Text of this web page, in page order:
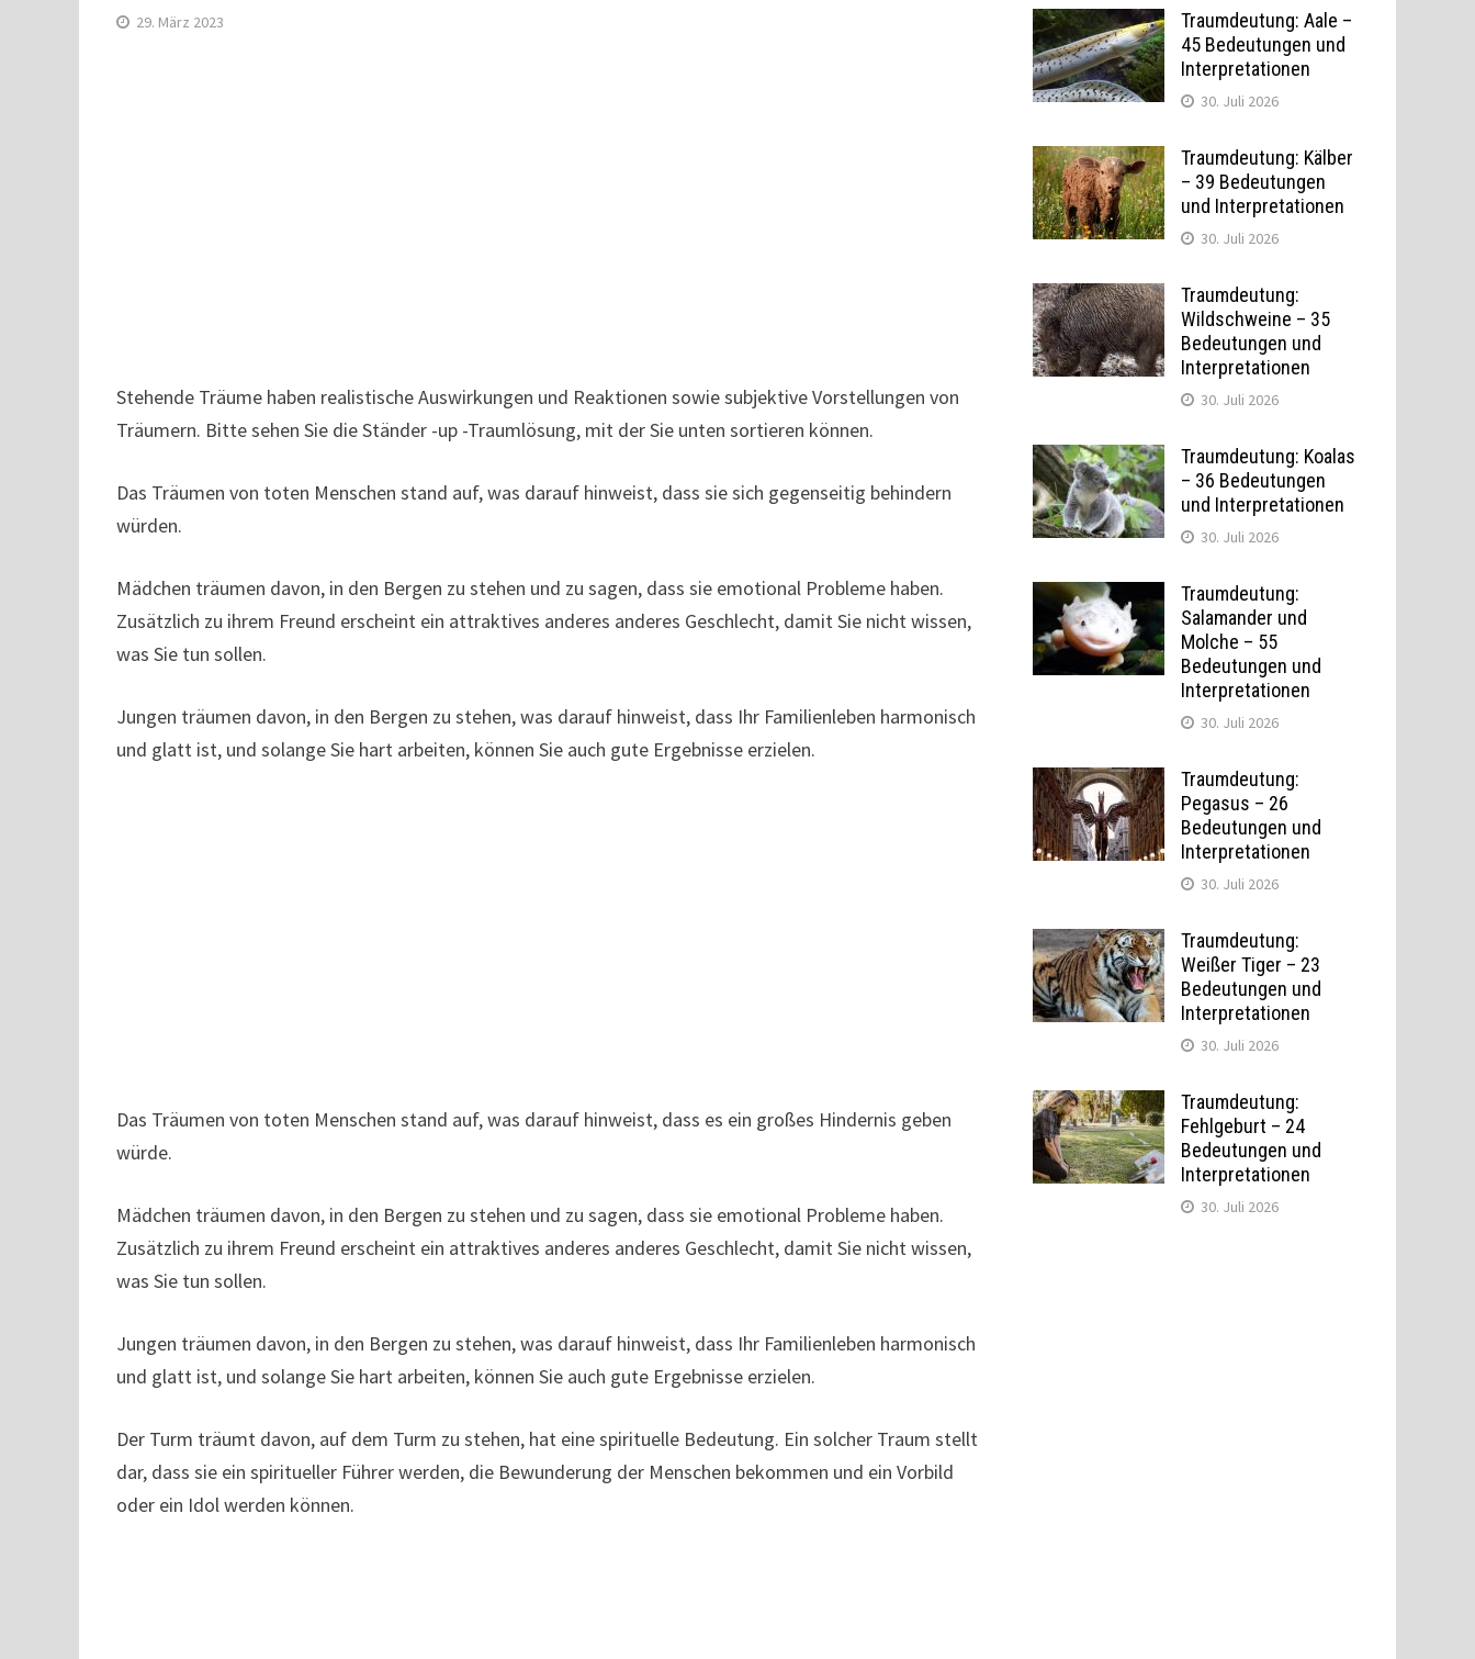
29. März 2023
Stehende Träume haben realistische Auswirkungen und Reaktionen sowie subjektive Vorstellungen von
Träumern. Bitte sehen Sie die Ständer -up -Traumlösung, mit der Sie unten sortieren können.
Das Träumen von toten Menschen stand auf, was darauf hinweist, dass sie sich gegenseitig behindern
würden.
Mädchen träumen davon, in den Bergen zu stehen und zu sagen, dass sie emotional Probleme haben.
Zusätzlich zu ihrem Freund erscheint ein attraktives anderes anderes Geschlecht, damit Sie nicht wissen,
was Sie tun sollen.
Jungen träumen davon, in den Bergen zu stehen, was darauf hinweist, dass Ihr Familienleben harmonisch
und glatt ist, und solange Sie hart arbeiten, können Sie auch gute Ergebnisse erzielen.
Das Träumen von toten Menschen stand auf, was darauf hinweist, dass es ein großes Hindernis geben
würde.
Mädchen träumen davon, in den Bergen zu stehen und zu sagen, dass sie emotional Probleme haben.
Zusätzlich zu ihrem Freund erscheint ein attraktives anderes anderes Geschlecht, damit Sie nicht wissen,
was Sie tun sollen.
Jungen träumen davon, in den Bergen zu stehen, was darauf hinweist, dass Ihr Familienleben harmonisch
und glatt ist, und solange Sie hart arbeiten, können Sie auch gute Ergebnisse erzielen.
Der Turm träumt davon, auf dem Turm zu stehen, hat eine spirituelle Bedeutung. Ein solcher Traum stellt
dar, dass sie ein spiritueller Führer werden, die Bewunderung der Menschen bekommen und ein Vorbild
oder ein Idol werden können.
Traumdeutung: Aale –
45 Bedeutungen und
Interpretationen
30. Juli 2026
Traumdeutung: Kälber
– 39 Bedeutungen
und Interpretationen
30. Juli 2026
Traumdeutung:
Wildschweine – 35
Bedeutungen und
Interpretationen
30. Juli 2026
Traumdeutung: Koalas
– 36 Bedeutungen
und Interpretationen
30. Juli 2026
Traumdeutung:
Salamander und
Molche – 55
Bedeutungen und
Interpretationen
30. Juli 2026
Traumdeutung:
Pegasus – 26
Bedeutungen und
Interpretationen
30. Juli 2026
Traumdeutung:
Weißer Tiger – 23
Bedeutungen und
Interpretationen
30. Juli 2026
Traumdeutung:
Fehlgeburt – 24
Bedeutungen und
Interpretationen
30. Juli 2026